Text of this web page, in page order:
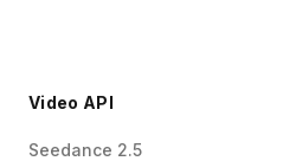
Video API
Seedance 2.5